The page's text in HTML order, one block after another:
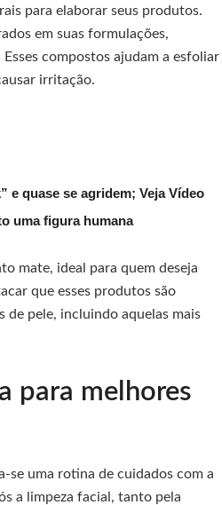
para elaborar seus produtos.
em suas formulações,
compostos ajudam a esfoliar
irritação.
e quase se agridem; Veja Vídeo
uma figura humana
mate, ideal para quem deseja
que esses produtos são
de pele, incluindo aquelas mais
para melhores
se uma rotina de cuidados com a
a limpeza facial, tanto pela